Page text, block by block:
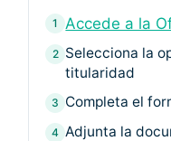
Accede a la
Selecciona la
titularidad
Completa el
Adjunta la